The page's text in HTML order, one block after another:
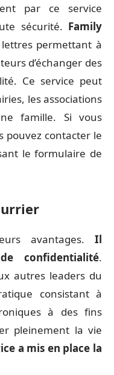
par ce service
sécurité. Family
permettant à
d’échanger des
Ce service peut
les associations
famille. Si vous
pouvez contacter le
le formulaire de
avantages. Il
confidentialité.
autres leaders du
consistant à
à des fins
pleinement la vie
a mis en place la